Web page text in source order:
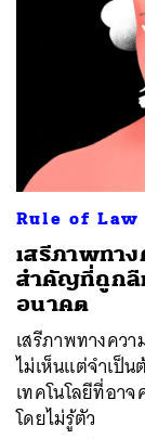
Rule of Law
เสรีภาพทา
สำคัญที่ถูกลื
อนาคต
เสรีภาพทางคว
ไม่เห็นแต่จำเป็
เทคโนโลยีที่อา
โดยไม่รู้ตัว